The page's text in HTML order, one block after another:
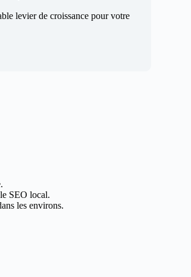
levier de croissance pour votre
SEO local.
les environs.